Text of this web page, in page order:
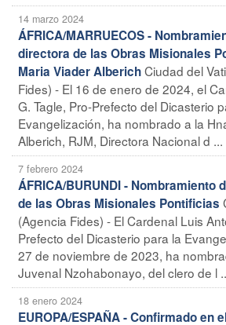
14 marzo 2024
ÁFRICA/MARRUECOS -
directora de las Obras Misionales
Maria Viader AlberichCiudad del
Fides) - El 16 de enero de 2024, el
G. Tagle, Pro-Prefecto del Dicasterio
Evangelización, ha nombrado a la
Alberich, RJM, Directora Nacional d ...
7 febrero 2024
ÁFRICA/BURUNDI - Nombramiento
de las Obras Misionales Pontificias
(Agencia Fides) - El Cardenal Luis
Prefecto del Dicasterio para la
27 de noviembre de 2023, ha
Juvenal Nzohabonayo, del clero de l
18 enero 2024
EUROPA/ESPAÑA - Confirmado en